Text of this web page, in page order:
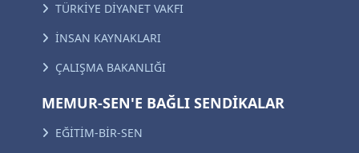
TÜRKİYE DİYANET VAKFI
İNSAN KAYNAKLARI
ÇALIŞMA BAKANLIĞI
MEMUR-SEN'E BAĞLI SENDİKALAR
EĞİTİM-BİR-SEN